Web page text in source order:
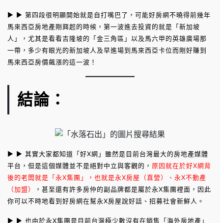
► ► 第四段很明顯開始就是自打嘴巴了，可能好房網不曉得前幾年
馬來西亞房地產剛興起的時候，第一波進去投資的就是「新加坡
人」，尤其是看看吉隆坡的「金三角區」以及馬六甲的英雄廣場那
一帶，多少有眼光的新加坡人及早進場到馬來西亞卡位而剛好賺到
馬來西亞房價飆漲的這一波！
結論：
► ► 其實大家都知道「好X網」雖然是目前台灣最大的房地產媒體
平台，但是這個媒體並不是絕對中立與客觀的， 原因就在於好X網背
後的老闆就是「永X集團」，也就是永X房屋（直營）、永X不動產
（加盟）
，甚至還有許多房仲的副品牌都是屬於永X集團裡面，因此
你可以不時地看到好房網在幫永X房屋說好話、招募社會新鮮人。
► ► 也由於永X集團是目前台灣極少數沒有在銷售「海外房地產」